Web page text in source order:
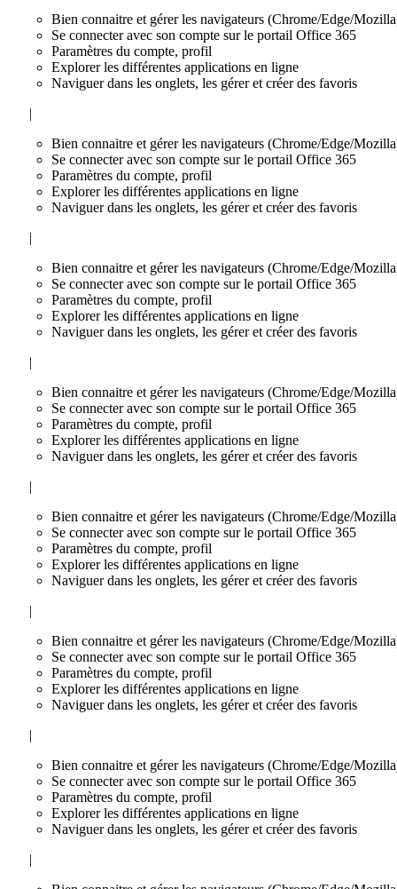
Bien connaitre et gérer les navigateurs (Chrome/Edge/
Se connecter avec son compte sur le portail Office 365
Paramètres du compte, profil
Explorer les différentes applications en ligne
Naviguer dans les onglets, les gérer et créer des favoris
|
Bien connaitre et gérer les navigateurs (Chrome/Edge/
Se connecter avec son compte sur le portail Office 365
Paramètres du compte, profil
Explorer les différentes applications en ligne
Naviguer dans les onglets, les gérer et créer des favoris
|
Bien connaitre et gérer les navigateurs (Chrome/Edge/
Se connecter avec son compte sur le portail Office 365
Paramètres du compte, profil
Explorer les différentes applications en ligne
Naviguer dans les onglets, les gérer et créer des favoris
|
Bien connaitre et gérer les navigateurs (Chrome/Edge/
Se connecter avec son compte sur le portail Office 365
Paramètres du compte, profil
Explorer les différentes applications en ligne
Naviguer dans les onglets, les gérer et créer des favoris
|
Bien connaitre et gérer les navigateurs (Chrome/Edge/
Se connecter avec son compte sur le portail Office 365
Paramètres du compte, profil
Explorer les différentes applications en ligne
Naviguer dans les onglets, les gérer et créer des favoris
|
Bien connaitre et gérer les navigateurs (Chrome/Edge/
Se connecter avec son compte sur le portail Office 365
Paramètres du compte, profil
Explorer les différentes applications en ligne
Naviguer dans les onglets, les gérer et créer des favoris
|
Bien connaitre et gérer les navigateurs (Chrome/Edge/
Se connecter avec son compte sur le portail Office 365
Paramètres du compte, profil
Explorer les différentes applications en ligne
Naviguer dans les onglets, les gérer et créer des favoris
|